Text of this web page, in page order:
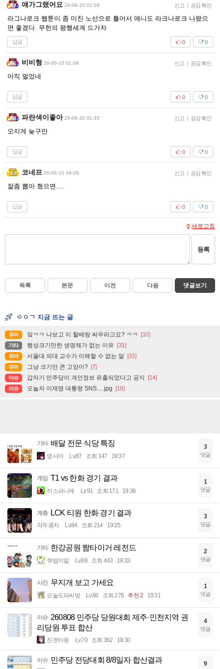
얘가그랬어요 26-06-10 01:09 신고 공감 확인
라그나로크 웹툰이 좀 미친 노선으로 틀어서 애니도 라크나로크 나왔으
면 좋겠다. 무한의 평행세계 드가자
답글 0
0
비비형 26-06-10 01:09 신고 공감 확인
아직 멀었네
답글 0
0
파란색이좋아 26-06-10 01:45 신고 공감 확인
오지게 늦구만
답글 0
0
코네프 26-06-10 09:09 신고 공감 확인
잘좀 뽑아 줬으면....
답글 0
0
새로고침
등록
목록 본문 이전 다음 댓글보기
ㅇㅇㄱ 지금 뜨는 글
유머 앜ㅋㅋ 나보고 이 할배랑 싸우라고요? ㅋㅋ [10]
기타 행성크기만한 생명체가 없는 이유 [31]
유머 서울대 의대 교수가 이해할 수 없는 말 [33]
유머 그냥 크기만 큰 고양이? [7]
이슈 갑자기 민주당이 개인정보 유출되었다고 공지 [14]
이슈 오늘자 이재명 대통령 SNS.....jpg [18]
기타 배달 전문 식당 특징
옆사마 Lv.87 조회 147 19:37
3
댓글
게임 T1 vs 한화 경기 결과
히스파니에 Lv.91 조회 171 19:36
1
댓글
계층 LCK 티원 한화 경기 결과
작두콩차 Lv.84 조회 214 19:35
3
댓글
기타 한강공원 짬타이거 레전드
큐땁이알 Lv.88 조회 443 19:33
2
댓글
사진 무지개 보고 가세요
오늘도피씨방 Lv.86 조회 276 추천 2 19:31
1
댓글
이슈 260808 민주당 당원대회 제주·인천지역 권
리당원 투표 합산
진겟타원 Lv.70 조회 362 19:30
4
댓글
이슈 민주당 전당대회 8/8일자 합산결과 9